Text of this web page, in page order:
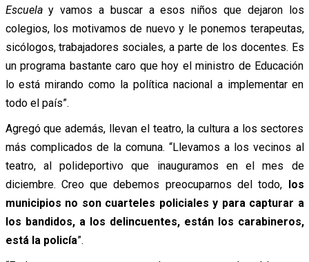
Escuelay vamos a buscar a esos niños que dejaron los
colegios, los motivamos de nuevo y le ponemos terapeutas,
sicólogos, trabajadores sociales, a parte de los docentes. Es
un programa bastante caro que hoy el ministro de Educación
lo está mirando como la política nacional a implementar en
todo el país”.
Agregó que además, llevan el teatro, la cultura a los sectores
más complicados de la comuna. “Llevamos a los vecinos al
teatro, al polideportivo que inauguramos en el mes de
diciembre. Creo que debemos preocuparnos del todo, los
municipios no son cuarteles policiales y para capturar a
los bandidos, a los delincuentes, están los carabineros,
está la policía”.